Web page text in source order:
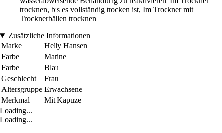
trocknen, bis es vollständig trocken ist, Im Trockner mit
Trocknerbällen trocknen
Zusätzliche Informationen
Marke
Helly Hansen
Farbe
Marine
Farbe
Blau
Geschlecht
Frau
Altersgruppe Erwachsene
Merkmal
Mit Kapuze
Loading...
Loading...